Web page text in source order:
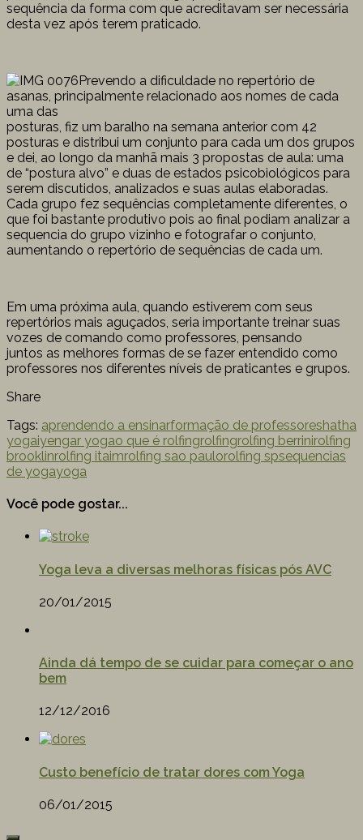
sequência da forma com que acreditavam ser necessária
desta vez após terem praticado.
Prevendo a dificuldade no repertório de
asanas, principalmente relacionado aos nomes de cada
uma das
posturas, fiz um baralho na semana anterior com 42
posturas e distribui um conjunto para cada um dos grupos
e dei, ao longo da manhã mais 3 propostas de aula: uma
de “postura alvo” e duas de estados psicobiológicos para
serem discutidos, analizados e suas aulas elaboradas.
Cada grupo fez sequências completamente diferentes, o
que foi bastante produtivo pois ao final podiam analizar a
sequencia do grupo vizinho e fotografar o conjunto,
aumentando o repertório de sequências de cada um.
Em uma próxima aula, quando estiverem com seus
repertórios mais aguçados, seria importante treinar suas
vozes de comando como professores, pensando
juntos as melhores formas de se fazer entendido como
professores nos diferentes níveis de praticantes e grupos.
Share
Tags: aprendendo a ensinarformação de professoreshatha
yogaiyengar yogao que é rolfingrolfingrolfing berrinirolfing
brooklinrolfing itaimrolfing sao paulorolfing spsequencias
de yogayoga
Você pode gostar...
Yoga leva a diversas melhoras físicas pós AVC
20/01/2015
Ainda dá tempo de se cuidar para começar o ano
bem
12/12/2016
Custo benefício de tratar dores com Yoga
06/01/2015